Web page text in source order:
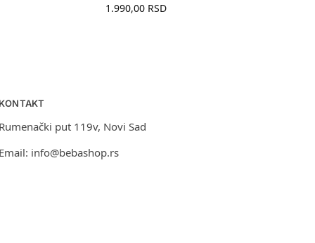
1.990,00 RSD
KONTAKT
Rumenački put 119v, Novi Sad
Email: info@bebashop.rs